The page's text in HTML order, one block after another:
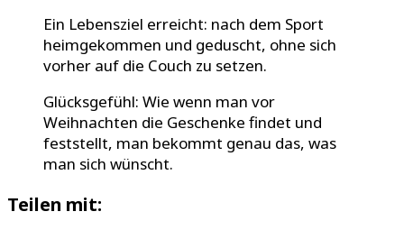
Ein Lebensziel erreicht: nach dem Sport
heimgekommen und geduscht, ohne sich
vorher auf die Couch zu setzen.
Glücksgefühl: Wie wenn man vor
Weihnachten die Geschenke findet und
feststellt, man bekommt genau das, was
man sich wünscht.
Teilen mit: